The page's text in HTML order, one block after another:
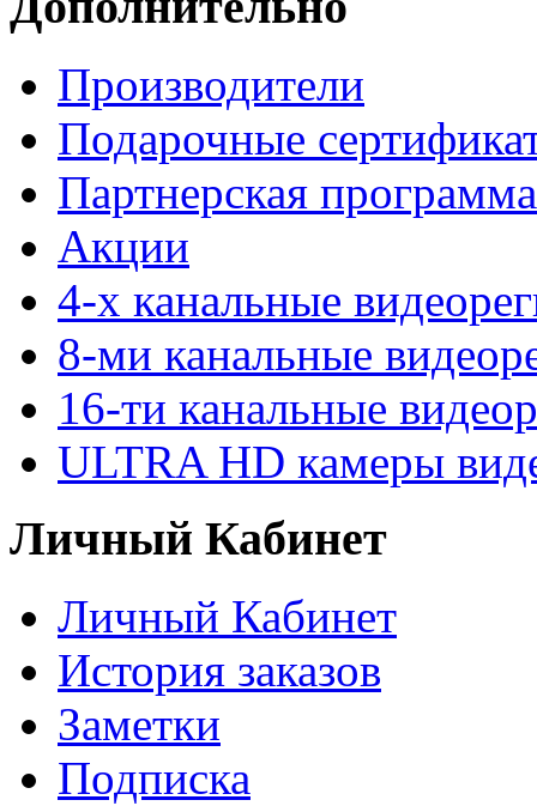
Производители
Подарочные
Партнерская программа
Акции
4-х канальные
8-ми канальные
16-ти канальные
ULTRA HD камеры
Личный Кабинет
Личный Кабинет
История заказов
Заметки
Подписка